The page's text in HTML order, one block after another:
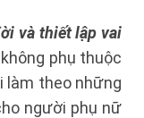
và thiết lập vai
phụ thuộc
làm theo những
người phụ nữ